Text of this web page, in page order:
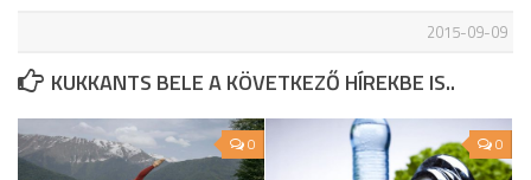
2015-09-09
KUKKANTS BELE A KÖVETKEZŐ HÍREKBE IS..
0 0